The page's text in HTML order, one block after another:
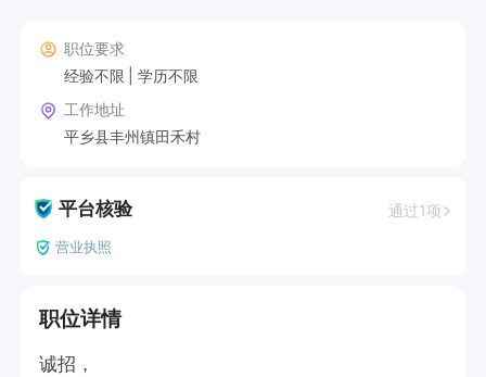
职位要求
经验不限
学历不限
工作地址
平乡县丰州镇田禾村
平台核验 通过1项
营业执照
职位详情
诚招，